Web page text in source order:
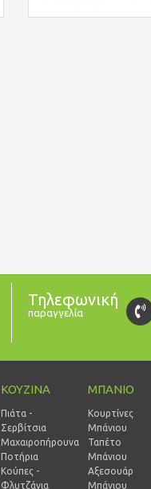
Τηλεφωνική
παραγγελία
ΚΟΥΖΙΝΑ
Πιάτα -
Σερβίτσια
Μαχαιροπήρουνα
Ποτήρια
Κούπες -
Φλυτζάνια
ΜΠΑΝΙΟ
Κουρτίνες
Μπάνιου
Ταπέτο
Μπάνιου
Αξεσουάρ
Μπάνιου